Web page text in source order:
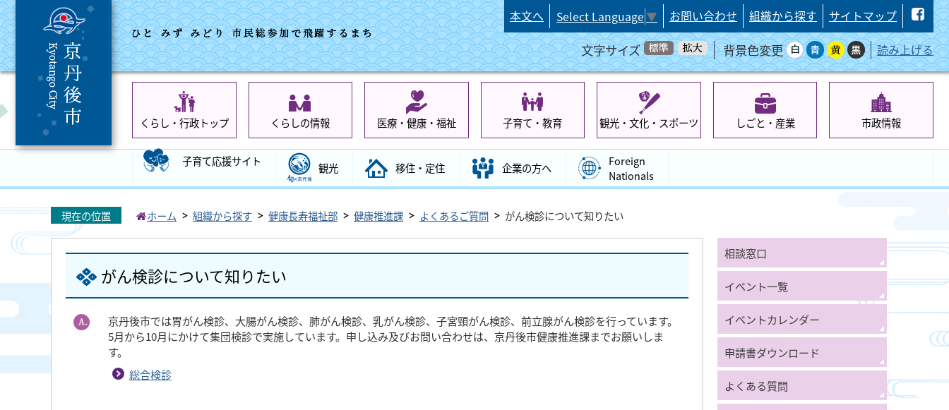
本文へ Select Language▼ お問い合わせ 組織から探す サイトマップ
文字サイズ 背景色変更 読み上げる
くらし・行政トップ くらしの情報 医療・健康・福祉 子育て・教育 観光・文化・スポーツ しごと・産業 市政情報
子育て応援サイト 観光 移住・定住 企業の方へ
Foreign
Nationals
現在の位置 ホーム 組織から探す 健康長寿福祉部 健康推進課 よくあるご質問 がん検診について知りたい
がん検診について知りたい
京丹後市では胃がん検診、大腸がん検診、肺がん検診、乳がん検診、子宮頸がん検診、前立腺がん検診を行っています。
5月から10月にかけて集団検診で実施しています。申し込み及びお問い合わせは、京丹後市健康推進課までお願いしま
す。
総合検診
相談窓口
イベント一覧
イベントカレンダー
申請書ダウンロード
よくある質問